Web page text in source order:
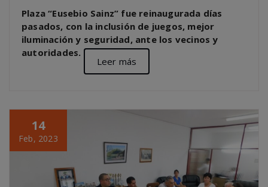
Plaza “Eusebio Sainz” fue reinaugurada días
pasados, con la inclusión de juegos, mejor
iluminación y seguridad, ante los vecinos y
autoridades.
Leer más
14
Feb, 2023